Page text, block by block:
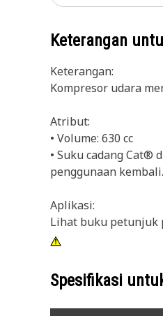
Keterangan
Keterangan:
Kompresor udara
Atribut:
• Volume: 630 cc
• Suku cadang
penggunaan kembali.
Aplikasi:
Lihat buku petunjuk
Spesifikasi